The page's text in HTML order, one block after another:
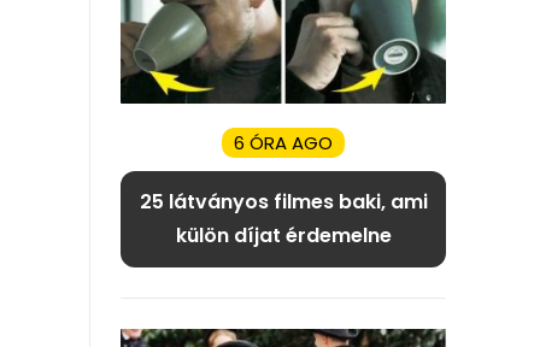
6 ÓRA AGO
25 látványos filmes baki, ami
külön díjat érdemelne